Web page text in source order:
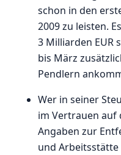
schon in den
2009 zu leisten.
3 Milliarden EUR
bis März
Pendlern
Wer in seiner
im Vertrauen auf
Angaben zur
und